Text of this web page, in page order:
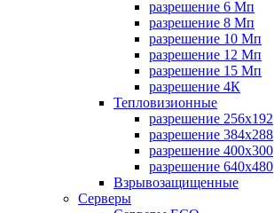
разрешение 6 Мп
разрешение 8 Мп
разрешение 10 Мп
разрешение 12 Мп
разрешение 15 Мп
разрешение 4К
Тепловизионные
разрешение 256x192
разрешение 384х288
разрешение 400x300
разрешение 640х480
Взрывозащищенные
Серверы